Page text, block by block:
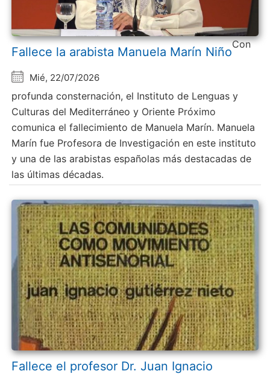
Fallece la arabista Manuela Marín Niño
Mié, 22/07/2026
Con
profunda consternación, el Instituto de Lenguas y
Culturas del Mediterráneo y Oriente Próximo
comunica el fallecimiento de Manuela Marín. Manuela
Marín fue Profesora de Investigación en este instituto
y una de las arabistas españolas más destacadas de
las últimas décadas.
Fallece el profesor Dr. Juan Ignacio